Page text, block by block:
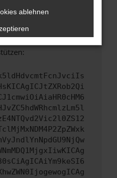
Schritte versucht
Wir werden
zu beheben. Du kannst
um uns bei der
ablehnen